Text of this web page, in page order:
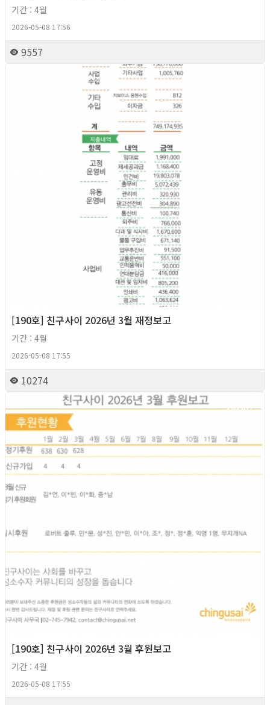
기간 : 4월
2026-05-08 17:56
9557
[190호] 친구사이 2026년 3월 재정보고
기간 : 4월
2026-05-08 17:55
10274
2026년
[190호] 친구사이 2026년 3월 후원보고
기간 : 4월
2026-05-08 17:55